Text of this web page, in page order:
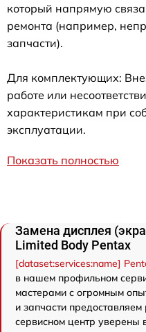
который напрямую
ремонта (например,
запчасти).
Для комплектующих:
работе или
характеристикам при
эксплуатации.
Показать полностью
Замена дисплея
Limited Body Pentax
[dataset:services:name]
в нашем профильном
мастерами с огромным
и запчасти
сервисном центр уверены